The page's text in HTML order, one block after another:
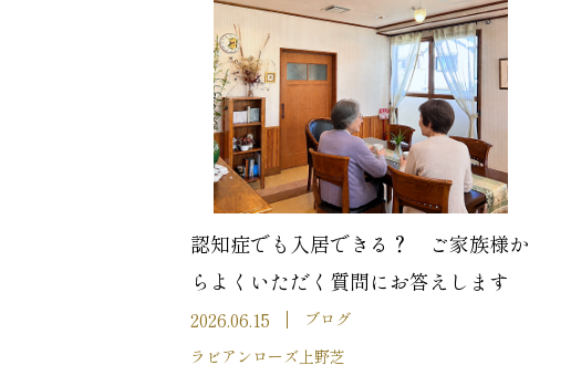
認知症でも入居できる？ ご家族様か
らよくいただく質問にお答えします
2026.06.15
ブログ
ラビアンローズ上野芝